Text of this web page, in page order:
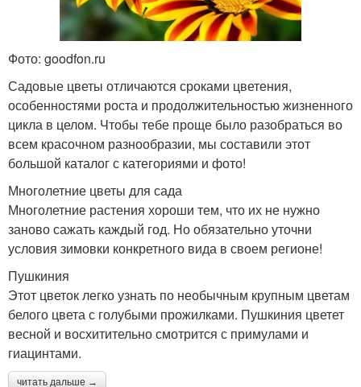
Фото: goodfon.ru
Садовые цветы отличаются сроками цветения,
особенностями роста и продолжительностью жизненного
цикла в целом. Чтобы тебе проще было разобраться во
всем красочном разнообразии, мы составили этот
большой каталог с категориями и фото!
Многолетние цветы для сада
Многолетние растения хороши тем, что их не нужно
заново сажать каждый год. Но обязательно уточни
условия зимовки конкретного вида в своем регионе!
Пушкиния
Этот цветок легко узнать по необычным крупным цветам
белого цвета с голубыми прожилками. Пушкиния цветет
весной и восхитительно смотрится с примулами и
гиацинтами.
читать дальше →